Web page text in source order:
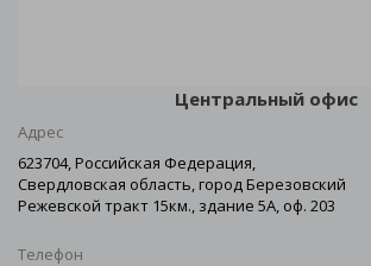
Центральный офис
Адрес
623704, Российская Федерация,
Свердловская область, город Березовский
Режевской тракт 15км., здание 5А, оф. 203
Телефон